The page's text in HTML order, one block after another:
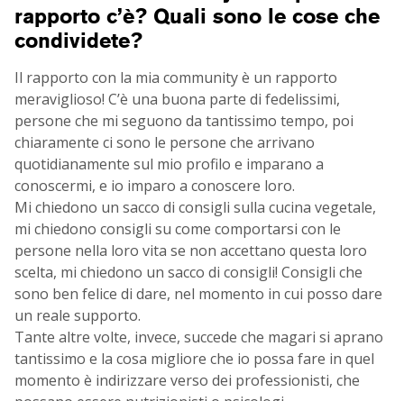
rapporto c’è? Quali sono le cose che
condividete?
Il rapporto con la mia community è un rapporto
meraviglioso! C’è una buona parte di fedelissimi,
persone che mi seguono da tantissimo tempo, poi
chiaramente ci sono le persone che arrivano
quotidianamente sul mio profilo e imparano a
conoscermi, e io imparo a conoscere loro.
Mi chiedono un sacco di consigli sulla cucina vegetale,
mi chiedono consigli su come comportarsi con le
persone nella loro vita se non accettano questa loro
scelta, mi chiedono un sacco di consigli! Consigli che
sono ben felice di dare, nel momento in cui posso dare
un reale supporto.
Tante altre volte, invece, succede che magari si aprano
tantissimo e la cosa migliore che io possa fare in quel
momento è indirizzare verso dei professionisti, che